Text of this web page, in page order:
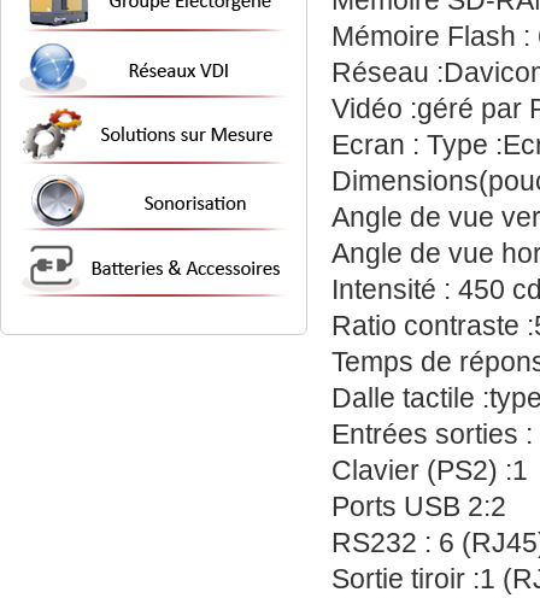
Mémoire Flash :
Réseau
Vidéo :géré par
Ecran : Type
Angle de vue
Angle de vue
Intensité : 450
Ratio contraste
Temps de
Dalle tactile
Entrées sorties :
Clavier (PS2) :1
Ports USB 2:2
RS232 : 6
Sortie tiroir :1